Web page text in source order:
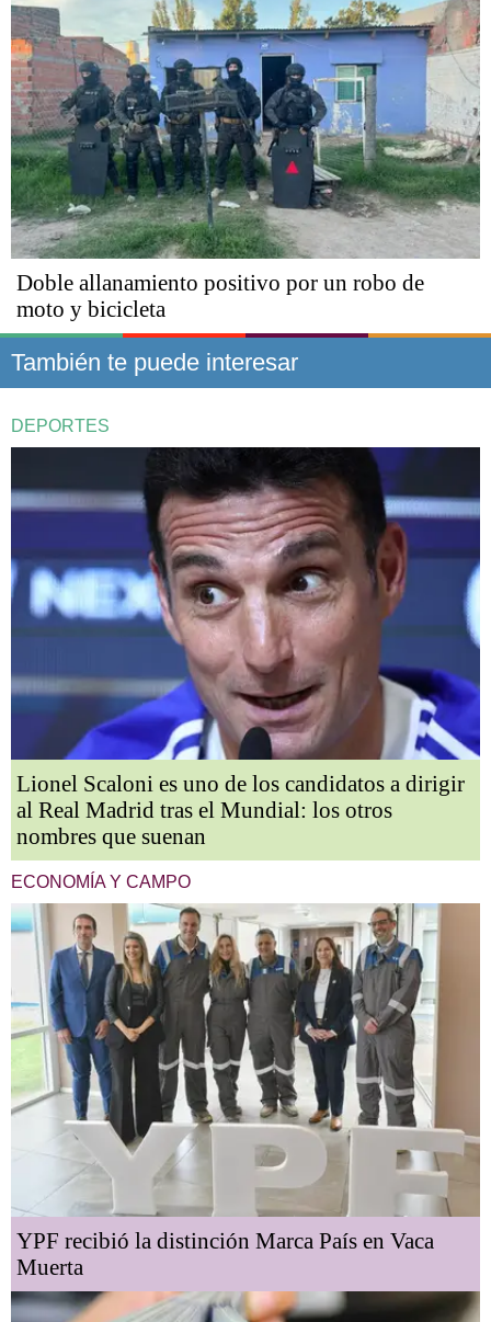
Doble allanamiento positivo por un robo de
moto y bicicleta
También te puede interesar
DEPORTES
Lionel Scaloni es uno de los candidatos a dirigir
al Real Madrid tras el Mundial: los otros
nombres que suenan
ECONOMÍA Y CAMPO
YPF recibió la distinción Marca País en Vaca
Muerta